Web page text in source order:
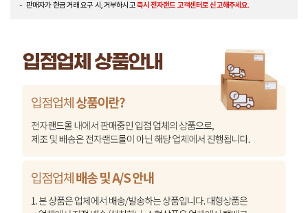
판매자가 현금 거래 요구 시, 거부하시고즉시 전자랜드 고객센터로 신고해주세요.